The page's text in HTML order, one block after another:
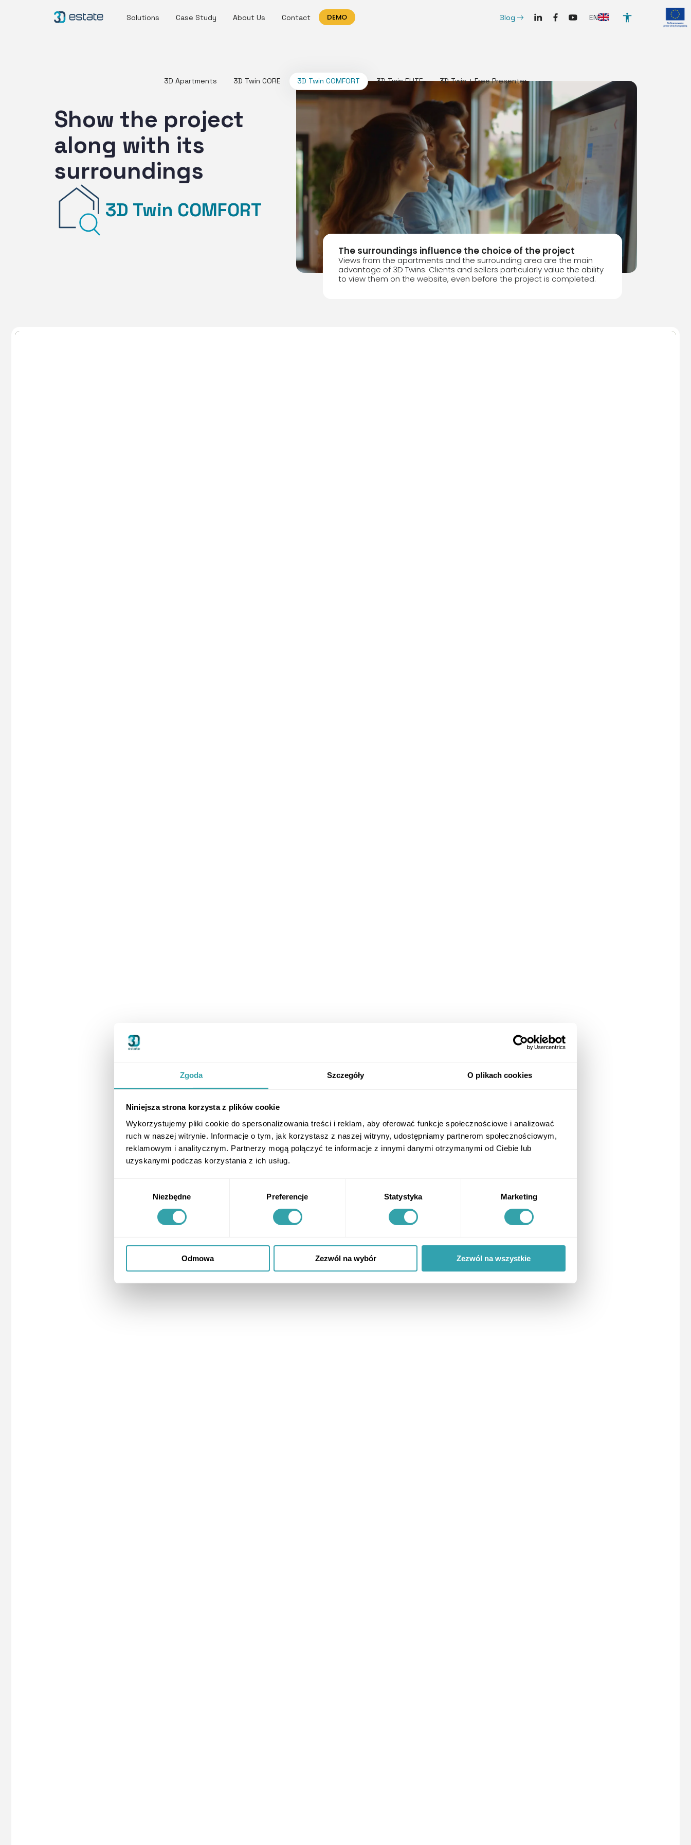
Zgoda Szczegóły O plikach cookies
Niniejsza strona korzysta z plików cookie
Wykorzystujemy pliki cookie do spersonalizowania treści i reklam, aby oferować funkcje społecznościowe i analizować
ruch w naszej witrynie. Informacje o tym, jak korzystasz z naszej witryny, udostępniamy partnerom społecznościowym,
reklamowym i analitycznym. Partnerzy mogą połączyć te informacje z innymi danymi otrzymanymi od Ciebie lub
uzyskanymi podczas korzystania z ich usług.
Niezbędne Preferencje Statystyka Marketing
Odmowa Zezwól na wybór Zezwól na wszystkie
Solutions Case Study About Us Contact DEMO Blog ArrowRightLong SocialLinkedIn SocialFacebook SocialYoutube EN
3D Apartments 3D Twin CORE 3D Twin COMFORT 3D Twin ELITE 3D Twin + Free Presenter
Show the project
along with its
surroundings
3D Twin COMFORT
The surroundings influence the choice of the project
Views from the apartments and the surrounding area are the main
advantage of 3D Twins. Clients and sellers particularly value the ability
to view them on the website, even before the project is completed.